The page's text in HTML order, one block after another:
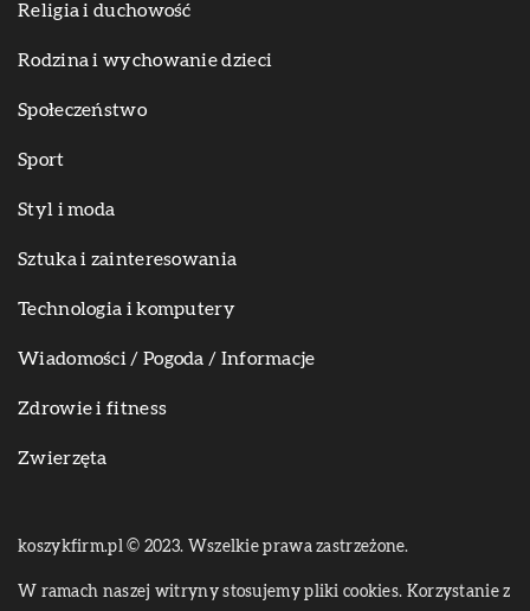
Religia i duchowość
Rodzina i wychowanie dzieci
Społeczeństwo
Sport
Styl i moda
Sztuka i zainteresowania
Technologia i komputery
Wiadomości / Pogoda / Informacje
Zdrowie i fitness
Zwierzęta
koszykfirm.pl © 2023. Wszelkie prawa zastrzeżone.
W ramach naszej witryny stosujemy pliki cookies. Korzystanie z